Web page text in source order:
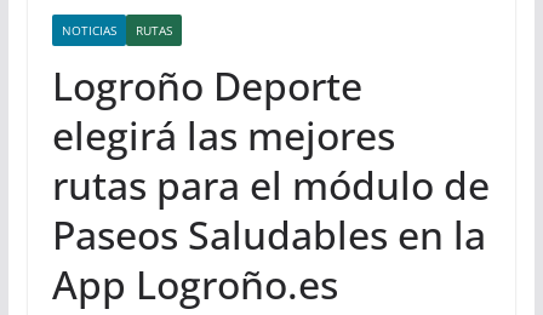
NOTICIAS RUTAS
Logroño Deporte
elegirá las mejores
rutas para el módulo de
Paseos Saludables en la
App Logroño.es